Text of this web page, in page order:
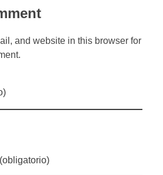
and website in this browser for